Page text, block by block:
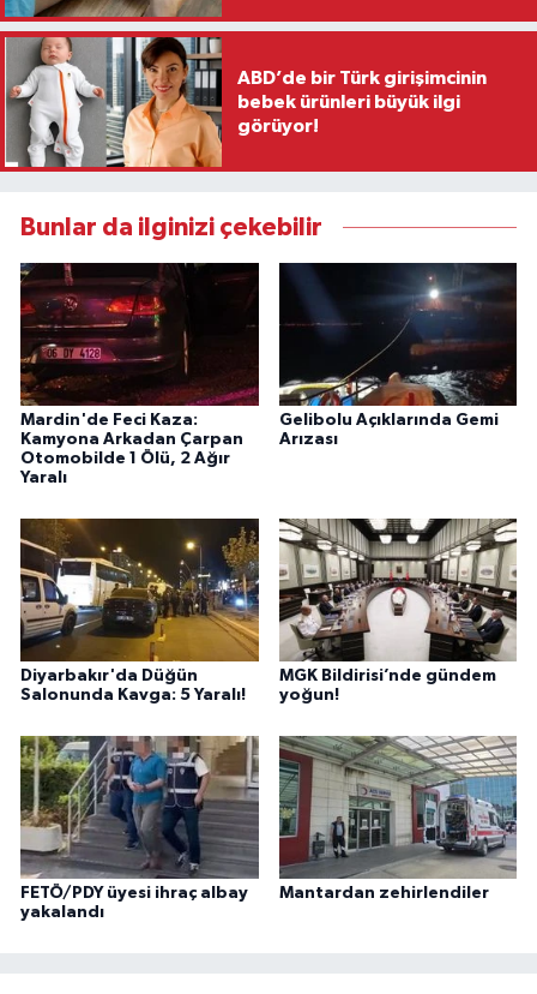
ABD’de bir Türk girişimcinin
bebek ürünleri büyük ilgi
görüyor!
Bunlar da ilginizi çekebilir
Mardin'de Feci Kaza:
Kamyona Arkadan Çarpan
Otomobilde 1 Ölü, 2 Ağır
Yaralı
Gelibolu Açıklarında Gemi
Arızası
Diyarbakır'da Düğün
Salonunda Kavga: 5 Yaralı!
MGK Bildirisi’nde gündem
yoğun!
FETÖ/PDY üyesi ihraç albay
yakalandı
Mantardan zehirlendiler